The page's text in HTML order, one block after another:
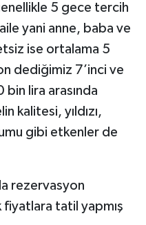
5 gece tercih
yani anne, baba ve
ise ortalama 5
dediğimiz 7’inci ve
bin lira arasında
kalitesi, yıldızı,
gibi etkenler de
rezervasyon
fiyatlara tatil yapmış